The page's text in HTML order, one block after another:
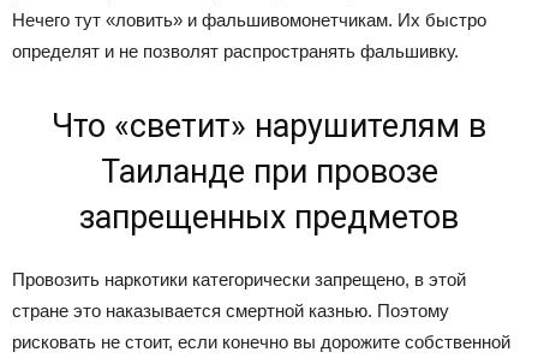
Нечего тут «ловить» и фальшивомонетчикам. Их быстро
определят и не позволят распространять фальшивку.
Что «светит» нарушителям в
Таиланде при провозе
запрещенных предметов
Провозить наркотики категорически запрещено, в этой
стране это наказывается смертной казнью. Поэтому
рисковать не стоит, если конечно вы дорожите собственной